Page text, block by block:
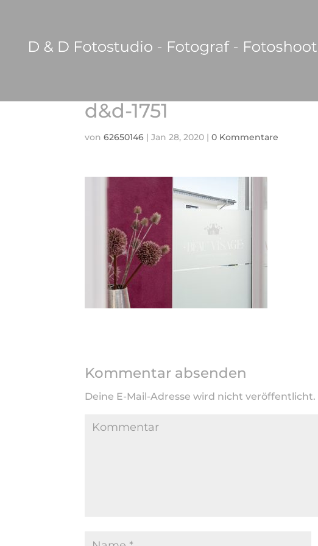
d&d-1751
von 62650146 | Jan 28, 2020 | 0 Kommentare
Kommentar absenden
Deine E-Mail-Adresse wird nicht veröffentlicht.